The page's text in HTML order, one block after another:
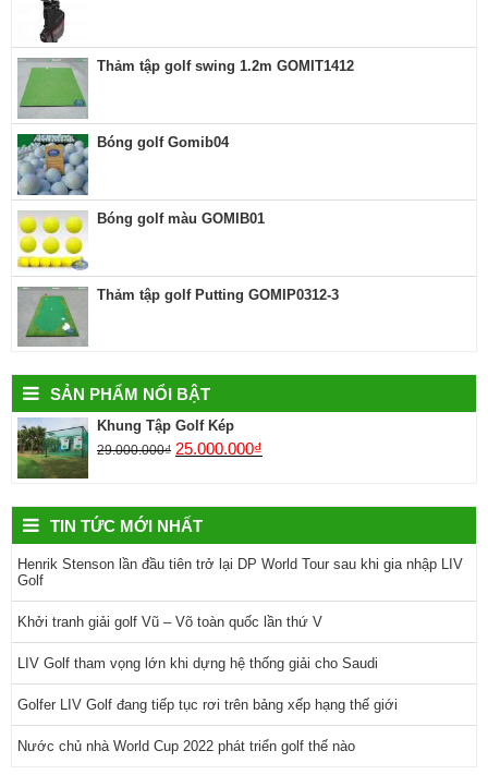
Thảm tập golf swing 1.2m GOMIT1412
Bóng golf Gomib04
Bóng golf màu GOMIB01
Thảm tập golf Putting GOMIP0312-3
SẢN PHẨM NỔI BẬT
Khung Tập Golf Kép
29.000.000₫ 25.000.000₫
TIN TỨC MỚI NHẤT
Henrik Stenson lần đầu tiên trở lại DP World Tour sau khi gia nhập LIV
Golf
Khởi tranh giải golf Vũ – Võ toàn quốc lần thứ V
LIV Golf tham vọng lớn khi dựng hệ thống giải cho Saudi
Golfer LIV Golf đang tiếp tục rơi trên bảng xếp hạng thế giới
Nước chủ nhà World Cup 2022 phát triển golf thế nào